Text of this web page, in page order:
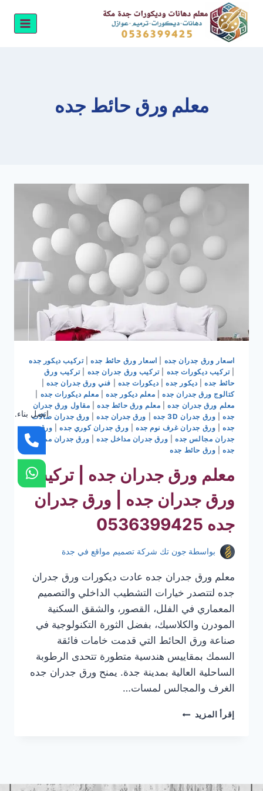
التجاوز
المحتوى
معلم ورق حائط جده
اسعار ورق جدران جده اسعار ورق حائط جده|تركيب ديكور جده
|تركيب ديكورات جده |تركيب ورق جدران جده |تركيب ورق
حائط جده| ديكور جده| ديكورات جده فني ورق جدران جده
كتالوج ورق جدران جده| معلم ديكور جده معلم ديكورات جده
معلم ورق جدران جده| معلم ورق حائط جده| مقاول ورق جدران
جده| ورق جدران 3D جده ورق جدران جده| ورق جدران صالات
جده| ورق جدران غرف نوم جده ورق جدران كوري جده| ورق
جدران مجالس جده| ورق جدران مداخل جده
ورق جدران ممرات
جده| ورق حائط جده
معلم ورق جدران جده | تركيب
ورق جدران جده | ورق جدران
جده 0536399425
بواسطة جون تك شركة تصميم مواقع في جدة
معلم ورق جدران جده عادت ديكورات ورق جدران
جده لتتصدر خيارات التشطيب الداخلي والتصميم
المعماري في الفلل، القصور، والشقق السكنية
المودرن والكلاسيك، بفضل الثورة التكنولوجية في
صناعة ورق الحائط التي قدمت خامات فائقة
السمك بمقاييس هندسية متطورة تتحدى الرطوبة
الساحلية العالية بمدينة جدة. يمنح ورق جدران جده
الغرف والمجالس لمسات…
إقرأ المزيد معلم
ورق
اتصل بناء.